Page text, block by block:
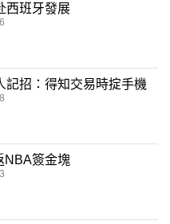
西班牙發展
記招：得知交易時掟手機
NBA簽金塊